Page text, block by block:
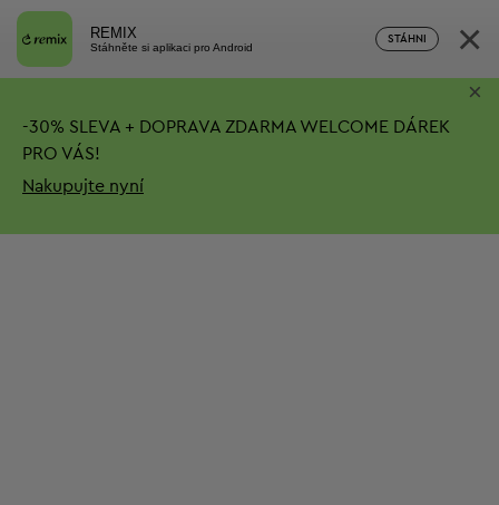
REMIX
Stáhněte si aplikaci pro Android
STÁHNI ×
-30% SLEVA + DOPRAVA ZDARMA WELCOME DÁREK
PRO VÁS!
Nakupujte nyní
×